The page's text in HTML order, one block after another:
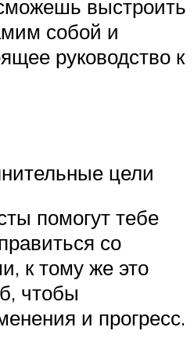
выстроить
собой и
руководство к
цели
помогут тебе
со
к тому же это
чтобы
и прогресс.